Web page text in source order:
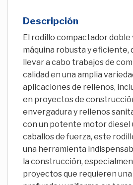
Descripción
El rodillo compactador
máquina robusta y eficiente,
llevar a cabo trabajos de
calidad en una amplia
aplicaciones de rellenos,
en proyectos de
envergadura y rellenos
con un potente motor diesel
caballos de fuerza, este
una herramienta
la construcción,
proyectos que requieren